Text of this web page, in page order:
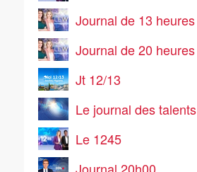
Journal de 13 heures
Journal de 20 heures
Jt 12/13
Le journal des talents
Le 1245